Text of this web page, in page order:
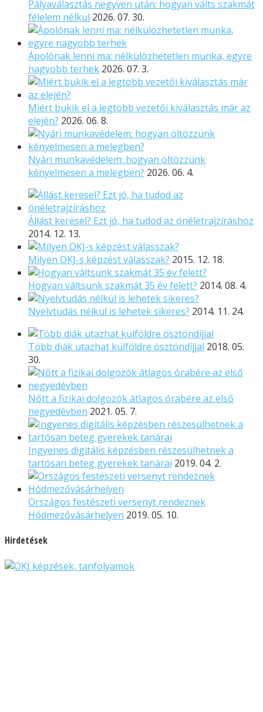
Pályaválasztás negyven után: hogyan válts szakmát
félelem nélkül 2026. 07. 30.
Ápolónak lenni ma: nélkülözhetetlen munka, egyre
nagyobb terhek 2026. 07. 3.
Miért bukik el a legtöbb vezetői kiválasztás már az
elején? 2026. 06. 8.
Nyári munkavédelem: hogyan öltözzünk
kényelmesen a melegben? 2026. 06. 4.
Állást keresel? Ezt jó, ha tudod az önéletrajzíráshoz
2014. 12. 13.
Milyen OKJ-s képzést válasszak? 2015. 12. 18.
Hogyan váltsunk szakmát 35 év felett? 2014. 08. 4.
Nyelvtudás nélkül is lehetek sikeres? 2014. 11. 24.
Több diák utazhat külföldre ösztöndíjjal 2018. 05.
30.
Nőtt a fizikai dolgozók átlagos órabére az első
negyedévben 2021. 05. 7.
Ingyenes digitális képzésben részesülhetnek a
tartósan beteg gyerekek tanárai 2019. 04. 2.
Országos festészeti versenyt rendeznek
Hódmezővásárhelyen 2019. 05. 10.
Hirdetések